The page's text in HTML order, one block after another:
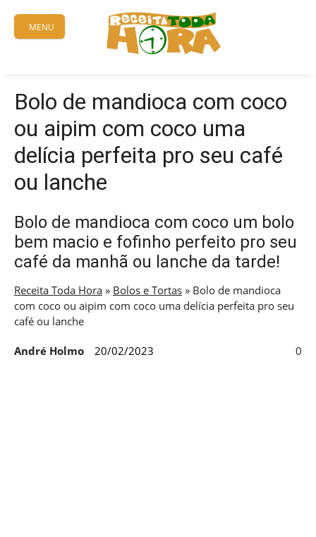
content
MENU
Bolo de mandioca com coco
ou aipim com coco uma
delícia perfeita pro seu café
ou lanche
Bolo de mandioca com coco um bolo
bem macio e fofinho perfeito pro seu
café da manhã ou lanche da tarde!
Receita Toda Hora » Bolos e Tortas » Bolo de mandioca
com coco ou aipim com coco uma delícia perfeita pro seu
café ou lanche
André Holmo 20/02/2023 0